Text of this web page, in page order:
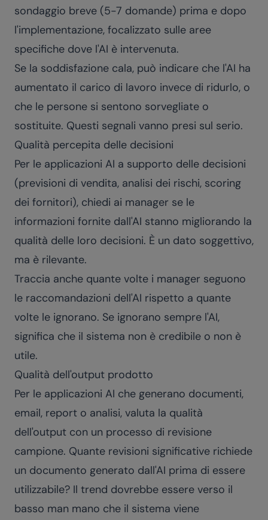
sondaggio breve (5-7 domande) prima e dopo
l'implementazione, focalizzato sulle aree
specifiche dove l'AI è intervenuta.
Se la soddisfazione cala, può indicare che l'AI ha
aumentato il carico di lavoro invece di ridurlo, o
che le persone si sentono sorvegliate o
sostituite. Questi segnali vanno presi sul serio.
Qualità percepita delle decisioni
Per le applicazioni AI a supporto delle decisioni
(previsioni di vendita, analisi dei rischi, scoring
dei fornitori), chiedi ai manager se le
informazioni fornite dall'AI stanno migliorando la
qualità delle loro decisioni. È un dato soggettivo,
ma è rilevante.
Traccia anche quante volte i manager seguono
le raccomandazioni dell'AI rispetto a quante
volte le ignorano. Se ignorano sempre l'AI,
significa che il sistema non è credibile o non è
utile.
Qualità dell'output prodotto
Per le applicazioni AI che generano documenti,
email, report o analisi, valuta la qualità
dell'output con un processo di revisione
campione. Quante revisioni significative richiede
un documento generato dall'AI prima di essere
utilizzabile? Il trend dovrebbe essere verso il
basso man mano che il sistema viene